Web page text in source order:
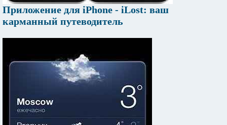
Приложение для iPhone - iLost: ваш
карманный путеводитель